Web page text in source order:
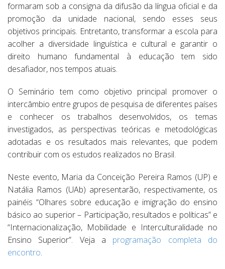
formaram sob a consigna da difusão da língua oficial e da
promoção da unidade nacional, sendo esses seus
objetivos principais. Entretanto, transformar a escola para
acolher a diversidade linguística e cultural e garantir o
direito humano fundamental à educação tem sido
desafiador, nos tempos atuais.
O Seminário tem como objetivo principal promover o
intercâmbio entre grupos de pesquisa de diferentes países
e conhecer os trabalhos desenvolvidos, os temas
investigados, as perspectivas teóricas e metodológicas
adotadas e os resultados mais relevantes, que podem
contribuir com os estudos realizados no Brasil.
Neste evento, Maria da Conceição Pereira Ramos (UP) e
Natália Ramos (UAb) apresentarão, respectivamente, os
painéis “Olhares sobre educação e imigração do ensino
básico ao superior – Participação, resultados e políticas” e
“Internacionalização, Mobilidade e Interculturalidade no
Ensino Superior”. Veja a programação completa do
encontro.